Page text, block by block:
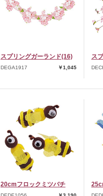
スプリングガーランド(16)
DEGA1917 ￥1,045
ス
20cmフロックミツバチ